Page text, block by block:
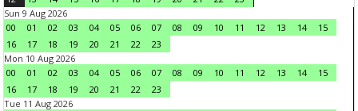
Sun 9 Aug 2026
00
01 02 03 04 05 06 07 08 09 10 11 12 13 14
15
16
17 18 19 20 21 22
23
Mon 10 Aug 2026
00
01 02 03 04 05 06 07 08 09 10 11 12 13 14
15
16
17 18 19 20 21 22
23
Tue 11 Aug 2026